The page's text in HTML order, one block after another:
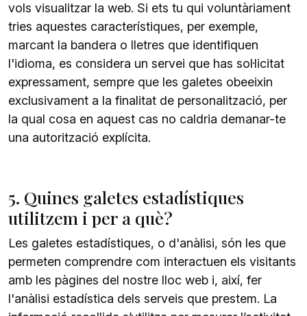
vols visualitzar la web. Si ets tu qui voluntàriament
tries aquestes característiques, per exemple,
marcant la bandera o lletres que identifiquen
l'idioma, es considera un servei que has sol·licitat
expressament, sempre que les galetes obeeixin
exclusivament a la finalitat de personalització, per
la qual cosa en aquest cas no caldria demanar-te
una autorització explícita.
5. Quines galetes estadístiques
utilitzem i per a què?
Les galetes estadístiques, o d'anàlisi, són les que
permeten comprendre com interactuen els visitants
amb les pàgines del nostre lloc web i, així, fer
l'anàlisi estadística dels serveis que prestem. La